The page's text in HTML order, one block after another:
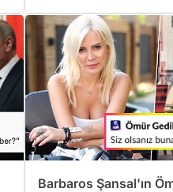
Barbaros Şansal'ın